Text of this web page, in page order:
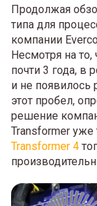
Продолжая
типа для
компании
Несмотря на
почти 3 года, в
и не появилось
этот пробел,
решение
Transformer уже
Transformer 4